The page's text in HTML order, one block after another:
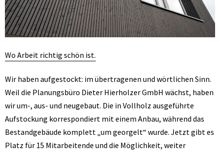
Wo Arbeit richtig schön ist.
Wir haben aufgestockt: im übertragenen und wörtlichen Sinn.
Weil die Planungsbüro Dieter Hierholzer GmbH wächst, haben
wir um-, aus- und neugebaut. Die in Vollholz ausgeführte
Aufstockung korrespondiert mit einem Anbau, während das
Bestandgebäude komplett „um georgelt“ wurde. Jetzt gibt es
Platz für 15 Mitarbeitende und die Möglichkeit, weiter